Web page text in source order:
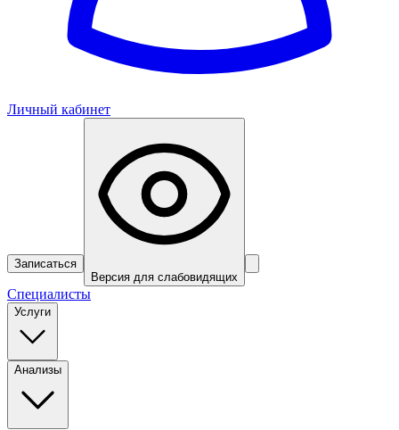
Личный кабинет
Записаться
Версия для слабовидящих
Специалисты
Услуги
Анализы